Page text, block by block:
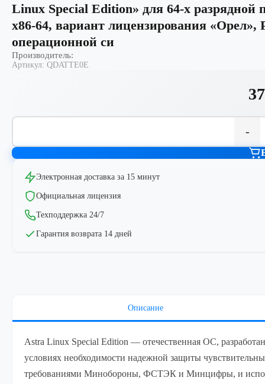
Linux Special Edition» для 64-х разрядной
х86-64, вариант лицензирования
операционной си
Производитель:
Артикул: QDATTE0E
-
Электронная доставка за 15 минут
Официальная лицензия
Техподдержка 24/7
Гарантия возврата 14 дней
Описание
Astra Linux Special Edition — отечественная ОС,
условиях необходимости надежной защиты
требованиями Минобороны, ФСТЭК и Минцифры, и